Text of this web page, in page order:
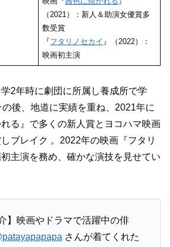
（2021）：新人＆助演女優賞多
数受賞
『フタリノセカイ 』（2022）：
映画初主演
2年時に劇団に所属し養成所で学
後、地道に実績を重ね、2021年に
る』で多くの新人賞とヨコハマ映画
ブレイク 。2022年の映画『フタリ
主演を務め、確かな演技を見せてい
】映画やドラマで活躍中の俳
さんが着てくれた